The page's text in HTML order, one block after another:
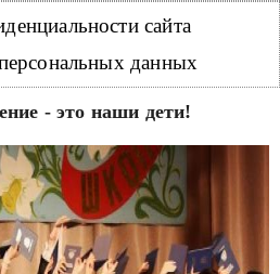
сайта
данных
- это наши дети!